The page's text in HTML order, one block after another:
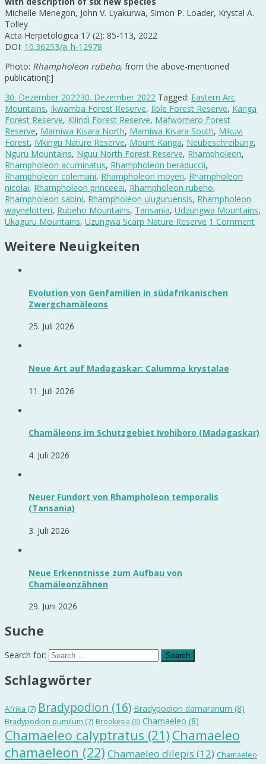
Michelle Menegon, John V. Lyakurwa, Simon P. Loader, Krystal A.
Tolley
Acta Herpetologica 17 (2): 85-113, 2022
DOI: 10.36253/a_h-12978
Photo: Rhampholeon rubeho, from the above-mentioned
publication[:]
30. Dezember 202230. Dezember 2022 Tagged: Eastern Arc
Mountains, Ikwamba Forest Reserve, Ilole Forest Reserve, Kanga
Forest Reserve, Kilindi Forest Reserve, Mafwomero Forest
Reserve, Mamiwa Kisara North, Mamiwa Kisara South, Mikuvi
Forest, Mkingu Nature Reserve, Mount Kanga, Neubeschreibung,
Nguru Mountains, Nguu North Forest Reserve, Rhampholeon,
Rhampholeon acuminatus, Rhampholeon beraduccii,
Rhampholeon colemani, Rhampholeon moyeri, Rhampholeon
nicolai, Rhampholeon princeeai, Rhampholeon rubeho,
Rhampholeon sabini, Rhampholeon uluguruensis, Rhampholeon
waynelotteri, Rubeho Mountains, Tansania, Udzungwa Mountains,
Ukaguru Mountains, Uzungwa Scarp Nature Reserve 1 Comment
Weitere Neuigkeiten
Evolution von Genfamilien in südafrikanischen
Zwergchamäleons
25. Juli 2026
Neue Art auf Madagaskar: Calumma krystalae
11. Juli 2026
Chamäleons im Schutzgebiet Ivohiboro (Madagaskar)
4. Juli 2026
Neuer Fundort von Rhampholeon temporalis
(Tansania)
3. Juli 2026
Neue Erkenntnisse zum Aufbau von
Chamäleonzähnen
29. Juni 2026
Suche
Search for:
Schlagwörter
Afrika (7) Bradypodion (16) Bradypodion damaranum (8)
Bradypodion pumilum (7) Brookesia (6) Chamaeleo (8)
Chamaeleo calyptratus (21) Chamaeleo
chamaeleon (22) Chamaeleo dilepis (12) Chamaeleo